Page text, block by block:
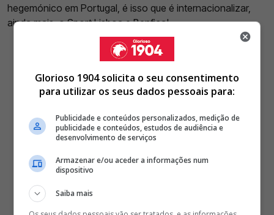
hegemónico em Portugal, é isso que é internacionalizar,
ainda mais, o Sport Lisboa e Benfica!
Glorioso 1904 solicita o seu consentimento
para utilizar os seus dados pessoais para:
Publicidade e conteúdos personalizados, medição de
publicidade e conteúdos, estudos de audiência e
desenvolvimento de serviços
Armazenar e/ou aceder a informações num
dispositivo
Saiba mais